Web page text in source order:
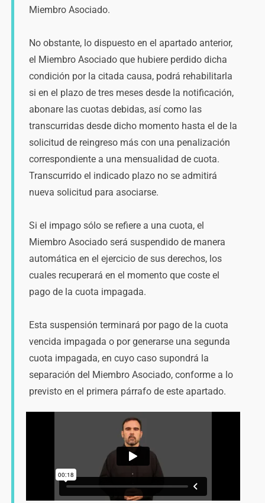
Miembro Asociado.
No obstante, lo dispuesto en el apartado anterior,
el Miembro Asociado que hubiere perdido dicha
condición por la citada causa, podrá rehabilitarla
si en el plazo de tres meses desde la notificación,
abonare las cuotas debidas, así como las
transcurridas desde dicho momento hasta el de la
solicitud de reingreso más con una penalización
correspondiente a una mensualidad de cuota.
Transcurrido el indicado plazo no se admitirá
nueva solicitud para asociarse.
Si el impago sólo se refiere a una cuota, el
Miembro Asociado será suspendido de manera
automática en el ejercicio de sus derechos, los
cuales recuperará en el momento que coste el
pago de la cuota impagada.
Esta suspensión terminará por pago de la cuota
vencida impagada o por generarse una segunda
cuota impagada, en cuyo caso supondrá la
separación del Miembro Asociado, conforme a lo
previsto en el primera párrafo de este apartado.